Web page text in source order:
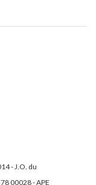
- J.O. du
00028 - APE